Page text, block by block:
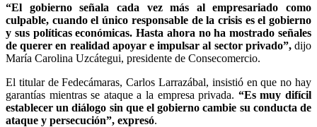
“El gobierno señala cada vez más al empresariado como
culpable, cuando el único responsable de la crisis es el gobierno
y sus políticas económicas. Hasta ahora no ha mostrado señales
de querer en realidad apoyar e impulsar al sector privado”,dijo
María Carolina Uzcátegui, presidente de Consecomercio.
El titular de Fedecámaras, Carlos Larrazábal, insistió en que no hay
garantías mientras se ataque a la empresa privada. “Es muy difícil
establecer un diálogo sin que el gobierno cambie su conducta de
ataque y persecución”, expresó.